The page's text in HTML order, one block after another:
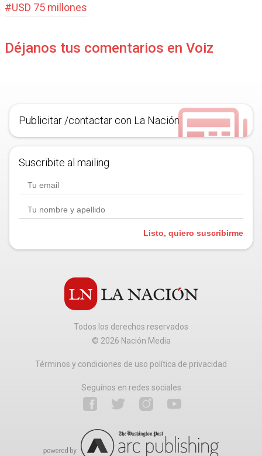
#USD 75 millones
Déjanos tus comentarios en Voiz
Publicitar /contactar con La Nación
Suscribite al mailing.
Listo, quiero suscribirme
Todos los derechos reservados
© 2026 Nación Media
Términos y condiciones de uso política de privacidad
Seguínos en redes sociales